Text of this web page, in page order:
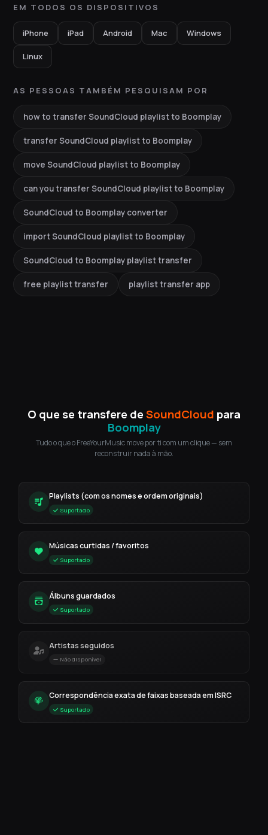
EM TODOS OS DISPOSITIVOS
iPhone iPad Android Mac Windows
Linux
AS PESSOAS TAMBÉM PESQUISAM POR
how to transfer SoundCloud playlist to Boomplay
transfer SoundCloud playlist to Boomplay
move SoundCloud playlist to Boomplay
can you transfer SoundCloud playlist to Boomplay
SoundCloud to Boomplay converter
import SoundCloud playlist to Boomplay
SoundCloud to Boomplay playlist transfer
free playlist transfer playlist transfer app
O que se transfere deSoundCloud para
Boomplay
Tudo o que o FreeYourMusic move por ti com um clique — sem
reconstruir nada à mão.
Playlists (com os nomes e ordem originais)
Suportado
Músicas curtidas / favoritos
Suportado
Álbuns guardados
Suportado
Artistas seguidos
Não disponível
Correspondência exata de faixas baseada em ISRC
Suportado